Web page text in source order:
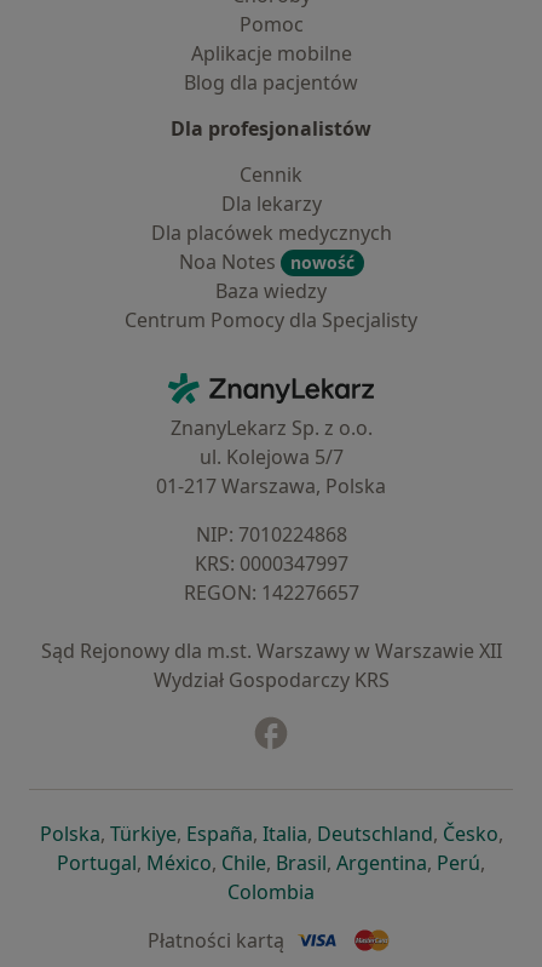
Pomoc
Aplikacje mobilne
Blog dla pacjentów
Dla profesjonalistów
Cennik
Dla lekarzy
Dla placówek medycznych
Noa Notes
nowość
Baza wiedzy
Centrum Pomocy dla Specjalisty
ZnanyLekarz - Strona główna
ZnanyLekarz Sp. z o.o.
ul. Kolejowa 5/7
01-217 Warszawa, Polska
NIP: ⁠7010224868
KRS: ⁠0000347997
REGON: ⁠142276657
Sąd Rejonowy dla m.st. Warszawy w Warszawie XII
Wydział Gospodarczy KRS
Polskaotwiera się w nowej karcie
, Türkiyeotwiera się w nowej karcie
, Españaotwiera się w nowej karcie
, Italiaotwiera się w nowej
, Deutschlandotwiera się
, Česko,
Portugalotwiera się w nowej karcie
, Méxicootwiera się w nowej karcie
, Chileotwiera się w nowej karcie
, Brasilotwiera się w nowej
, Argentinaotwiera się
, Perú,
Colombia
Płatności kartą